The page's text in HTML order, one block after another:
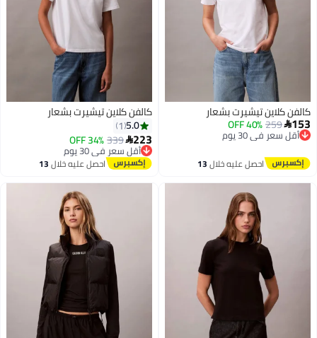
كالفن كلاين تيشيرت بشعار
153
259
40% OFF
أقل سعر في 30 يوم
توصيل مجاني
أقل سعر في 30 يوم
احصل عليه خلال13
كالفن كلاين تيشيرت بشعار
5.0
1
223
339
34% OFF
أقل سعر في 30 يوم
توصيل مجاني
أقل سعر في 30 يوماحصل عليه خلال13